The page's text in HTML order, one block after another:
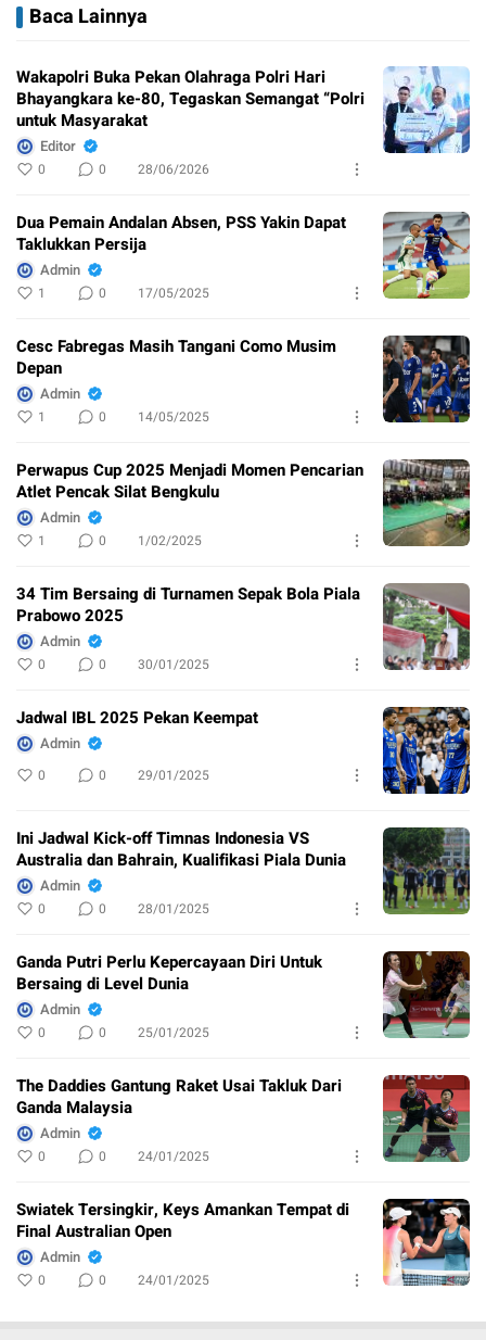
Baca Lainnya
Wakapolri Buka Pekan Olahraga Polri Hari
Bhayangkara ke-80, Tegaskan Semangat “Polri
untuk Masyarakat
Editor
0 0 28/06/2026
Dua Pemain Andalan Absen, PSS Yakin Dapat
Taklukkan Persija
Admin
1 0 17/05/2025
Cesc Fabregas Masih Tangani Como Musim
Depan
Admin
1 0 14/05/2025
Perwapus Cup 2025 Menjadi Momen Pencarian
Atlet Pencak Silat Bengkulu
Admin
1 0 1/02/2025
34 Tim Bersaing di Turnamen Sepak Bola Piala
Prabowo 2025
Admin
0 0 30/01/2025
Jadwal IBL 2025 Pekan Keempat
Admin
0 0 29/01/2025
Ini Jadwal Kick-off Timnas Indonesia VS
Australia dan Bahrain, Kualifikasi Piala Dunia
Admin
0 0 28/01/2025
Ganda Putri Perlu Kepercayaan Diri Untuk
Bersaing di Level Dunia
Admin
0 0 25/01/2025
The Daddies Gantung Raket Usai Takluk Dari
Ganda Malaysia
Admin
0 0 24/01/2025
Swiatek Tersingkir, Keys Amankan Tempat di
Final Australian Open
Admin
0 0 24/01/2025